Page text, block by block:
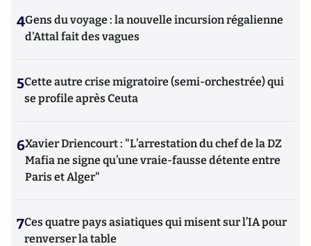
4Gens du voyage : la nouvelle incursion régalienne
d'Attal fait des vagues
5Cette autre crise migratoire (semi-orchestrée) qui
se profile après Ceuta
6Xavier Driencourt : "L’arrestation du chef de la DZ
Mafia ne signe qu’une vraie-fausse détente entre
Paris et Alger"
7Ces quatre pays asiatiques qui misent sur l’IA pour
renverser la table